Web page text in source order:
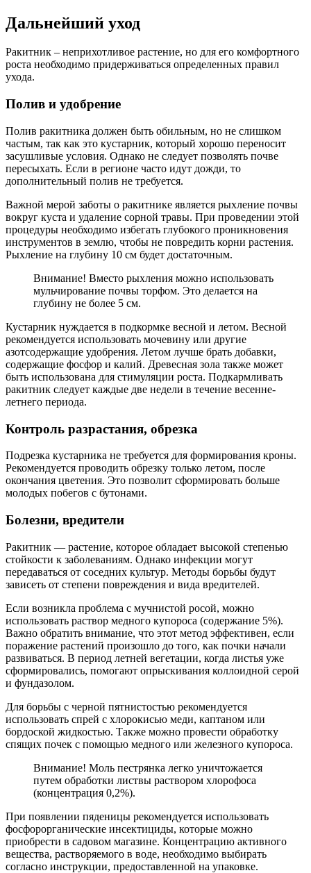
Дальнейший уход
Ракитник – неприхотливое растение, но для его комфортного
роста необходимо придерживаться определенных правил
ухода.
Полив и удобрение
Полив ракитника должен быть обильным, но не слишком
частым, так как это кустарник, который хорошо переносит
засушливые условия. Однако не следует позволять почве
пересыхать. Если в регионе часто идут дожди, то
дополнительный полив не требуется.
Важной мерой заботы о ракитнике является рыхление почвы
вокруг куста и удаление сорной травы. При проведении этой
процедуры необходимо избегать глубокого проникновения
инструментов в землю, чтобы не повредить корни растения.
Рыхление на глубину 10 см будет достаточным.
Внимание! Вместо рыхления можно использовать
мульчирование почвы торфом. Это делается на
глубину не более 5 см.
Кустарник нуждается в подкормке весной и летом. Весной
рекомендуется использовать мочевину или другие
азотсодержащие удобрения. Летом лучше брать добавки,
содержащие фосфор и калий. Древесная зола также может
быть использована для стимуляции роста. Подкармливать
ракитник следует каждые две недели в течение весенне-
летнего периода.
Контроль разрастания, обрезка
Подрезка кустарника не требуется для формирования кроны.
Рекомендуется проводить обрезку только летом, после
окончания цветения. Это позволит сформировать больше
молодых побегов с бутонами.
Болезни, вредители
Ракитник — растение, которое обладает высокой степенью
стойкости к заболеваниям. Однако инфекции могут
передаваться от соседних культур. Методы борьбы будут
зависеть от степени повреждения и вида вредителей.
Если возникла проблема с мучнистой росой, можно
использовать раствор медного купороса (содержание 5%).
Важно обратить внимание, что этот метод эффективен, если
поражение растений произошло до того, как почки начали
развиваться. В период летней вегетации, когда листья уже
сформировались, помогают опрыскивания коллоидной серой
и фундазолом.
Для борьбы с черной пятнистостью рекомендуется
использовать спрей с хлорокисью меди, каптаном или
бордоской жидкостью. Также можно провести обработку
спящих почек с помощью медного или железного купороса.
Внимание! Моль пестрянка легко уничтожается
путем обработки листвы раствором хлорофоса
(концентрация 0,2%).
При появлении пяденицы рекомендуется использовать
фосфорорганические инсектициды, которые можно
приобрести в садовом магазине. Концентрацию активного
вещества, растворяемого в воде, необходимо выбирать
согласно инструкции, предоставленной на упаковке.